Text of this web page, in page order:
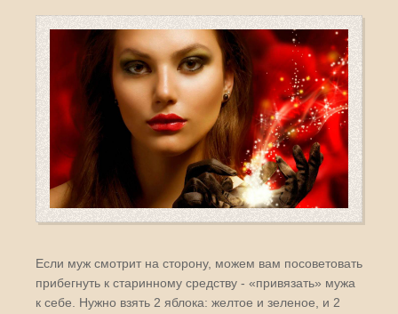
Если муж смотрит на сторону, можем вам посоветовать
прибегнуть к старинному средству - «привязать» мужа
к себе. Нужно взять 2 яблока: желтое и зеленое, и 2